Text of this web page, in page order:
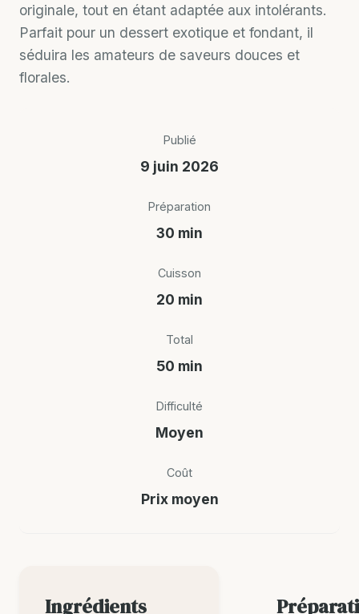
originale, tout en étant adaptée aux intolérants.
Parfait pour un dessert exotique et fondant, il
séduira les amateurs de saveurs douces et
florales.
Publié
9 juin 2026
Préparation
30 min
Cuisson
20 min
Total
50 min
Difficulté
Moyen
Coût
Prix moyen
Ingrédients